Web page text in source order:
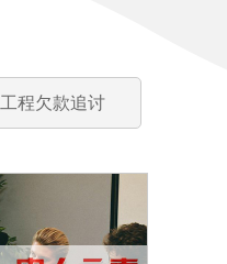
工程欠款追讨